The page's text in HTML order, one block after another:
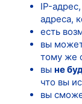
IP-
адреса,
есть
вы
тому же
вы не
что вы
вы